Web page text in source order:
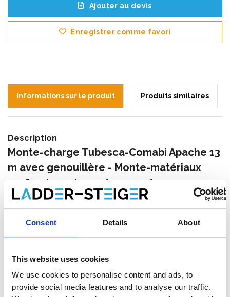
Consent Details About
This website uses cookies
We use cookies to personalise content and ads, to
provide social media features and to analyse our traffic.
Ajouter au devis
Enregistrer comme favori
Informations sur le produit Produits similaires
Description
Monte-charge Tubesca-Comabi Apache 13
m avec genouillère - Monte-matériaux
professionnel pour travaux de
construction et de toiture
élévateur multifonctionnel, démontable et robuste conçu pour
un usage professionnel. Grâce à sa structure triangulaire solide
le transport sûr et efficace de matériaux tels que tuiles, briques,
matériaux isolants, matériaux de toiture et panneaux solaires.